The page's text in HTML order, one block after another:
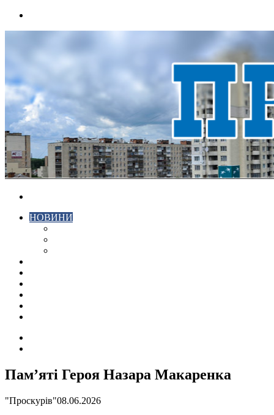
НОВИНИ
Пам’яті Героя Назара Макаренка
"Проскурів"08.06.2026